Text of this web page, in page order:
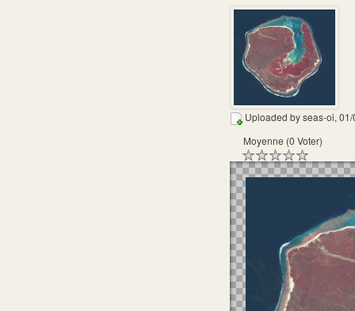
Uploaded byseas-oi,
Moyenne (0 Voter)